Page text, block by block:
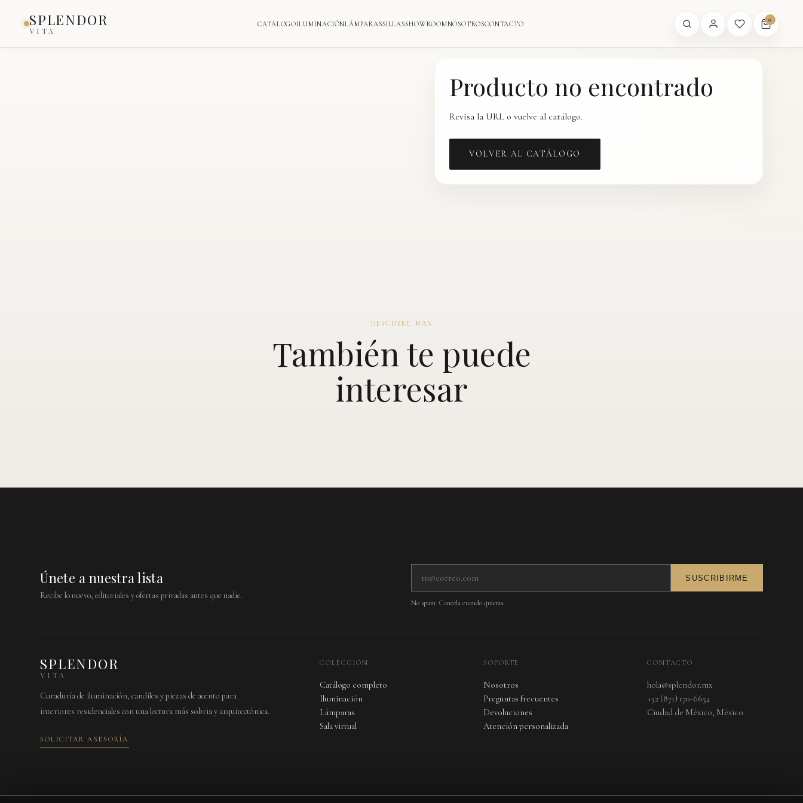
SPLENDOR
VITA
CATÁLOGOILUMINACIÓNLÁMPARASSILLASSHOWROOMNOSOTROSCONTACTO
0
Inicio›Catálogo› Producto
Producto no encontrado
Revisa la URL o vuelve al catálogo.
VOLVER AL CATÁLOGO
DESCUBRE MÁS
También te puede
interesar
Únete a nuestra lista
Recibe lo nuevo, editoriales y ofertas privadas antes que nadie.
SUSCRIBIRME
No spam. Cancela cuando quieras.
SPLENDOR
VITA
Curaduría de iluminación, candiles y piezas de acento para
interiores residenciales con una lectura más sobria y arquitectónica.
SOLICITAR ASESORÍA
COLECCIÓN
Catálogo completo
Iluminación
Lámparas
Sala virtual
SOPORTE
Nosotros
Preguntas frecuentes
Devoluciones
Atención personalizada
CONTACTO
hola@splendor.mx
+52 (871) 170-6654
Ciudad de México, México